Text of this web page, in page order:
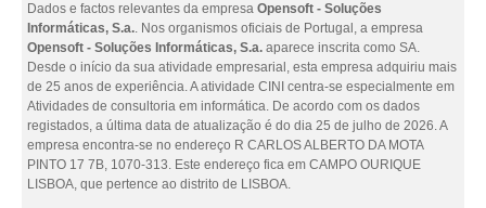
Dados e factos relevantes da empresa Opensoft - Soluções
Informáticas, S.a.. Nos organismos oficiais de Portugal, a empresa
Opensoft - Soluções Informáticas, S.a. aparece inscrita como SA.
Desde o início da sua atividade empresarial, esta empresa adquiriu mais
de 25 anos de experiência. A atividade CINI centra-se especialmente em
Atividades de consultoria em informática. De acordo com os dados
registados, a última data de atualização é do dia 25 de julho de 2026. A
empresa encontra-se no endereço R CARLOS ALBERTO DA MOTA
PINTO 17 7B, 1070-313. Este endereço fica em CAMPO OURIQUE
LISBOA, que pertence ao distrito de LISBOA.